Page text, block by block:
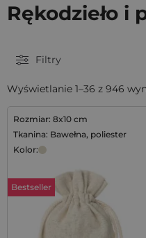
Rękodzieło i
Filtry
Wyświetlanie 1–36 z 946
Rozmiar: 8x10 cm
Tkanina: Bawełna, poliester
Kolor:
Bestseller